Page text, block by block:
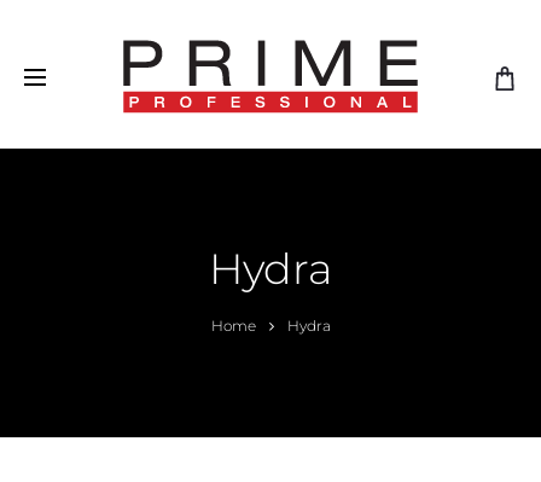
Hydra
Home Hydra